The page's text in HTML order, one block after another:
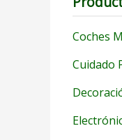
Coches
Cuidado